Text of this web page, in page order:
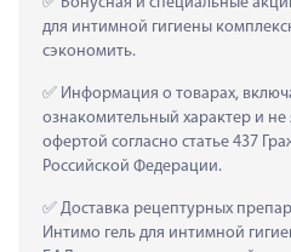
для интимной гигиены
сэкономить.
Информация о товарах,
ознакомительный характер и не
офертой согласно статье 437
Российской Федерации.
Доставка рецептурных
Интимо гель для интимной